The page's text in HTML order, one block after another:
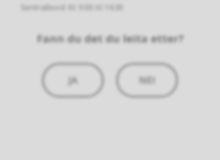
Sentralbord: Kl. 9.00 til 14.30
Fann du det du leita etter?
JA NEI